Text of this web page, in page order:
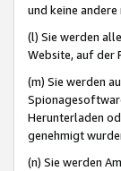
und keine
(l) Sie werden
Website, auf der
(m) Sie werden
Herunterladen
genehmigt
(n) Sie werden